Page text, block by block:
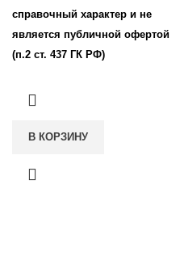
справочный характер и не
является публичной офертой
(п.2 ст. 437 ГК РФ)
В КОРЗИНУ